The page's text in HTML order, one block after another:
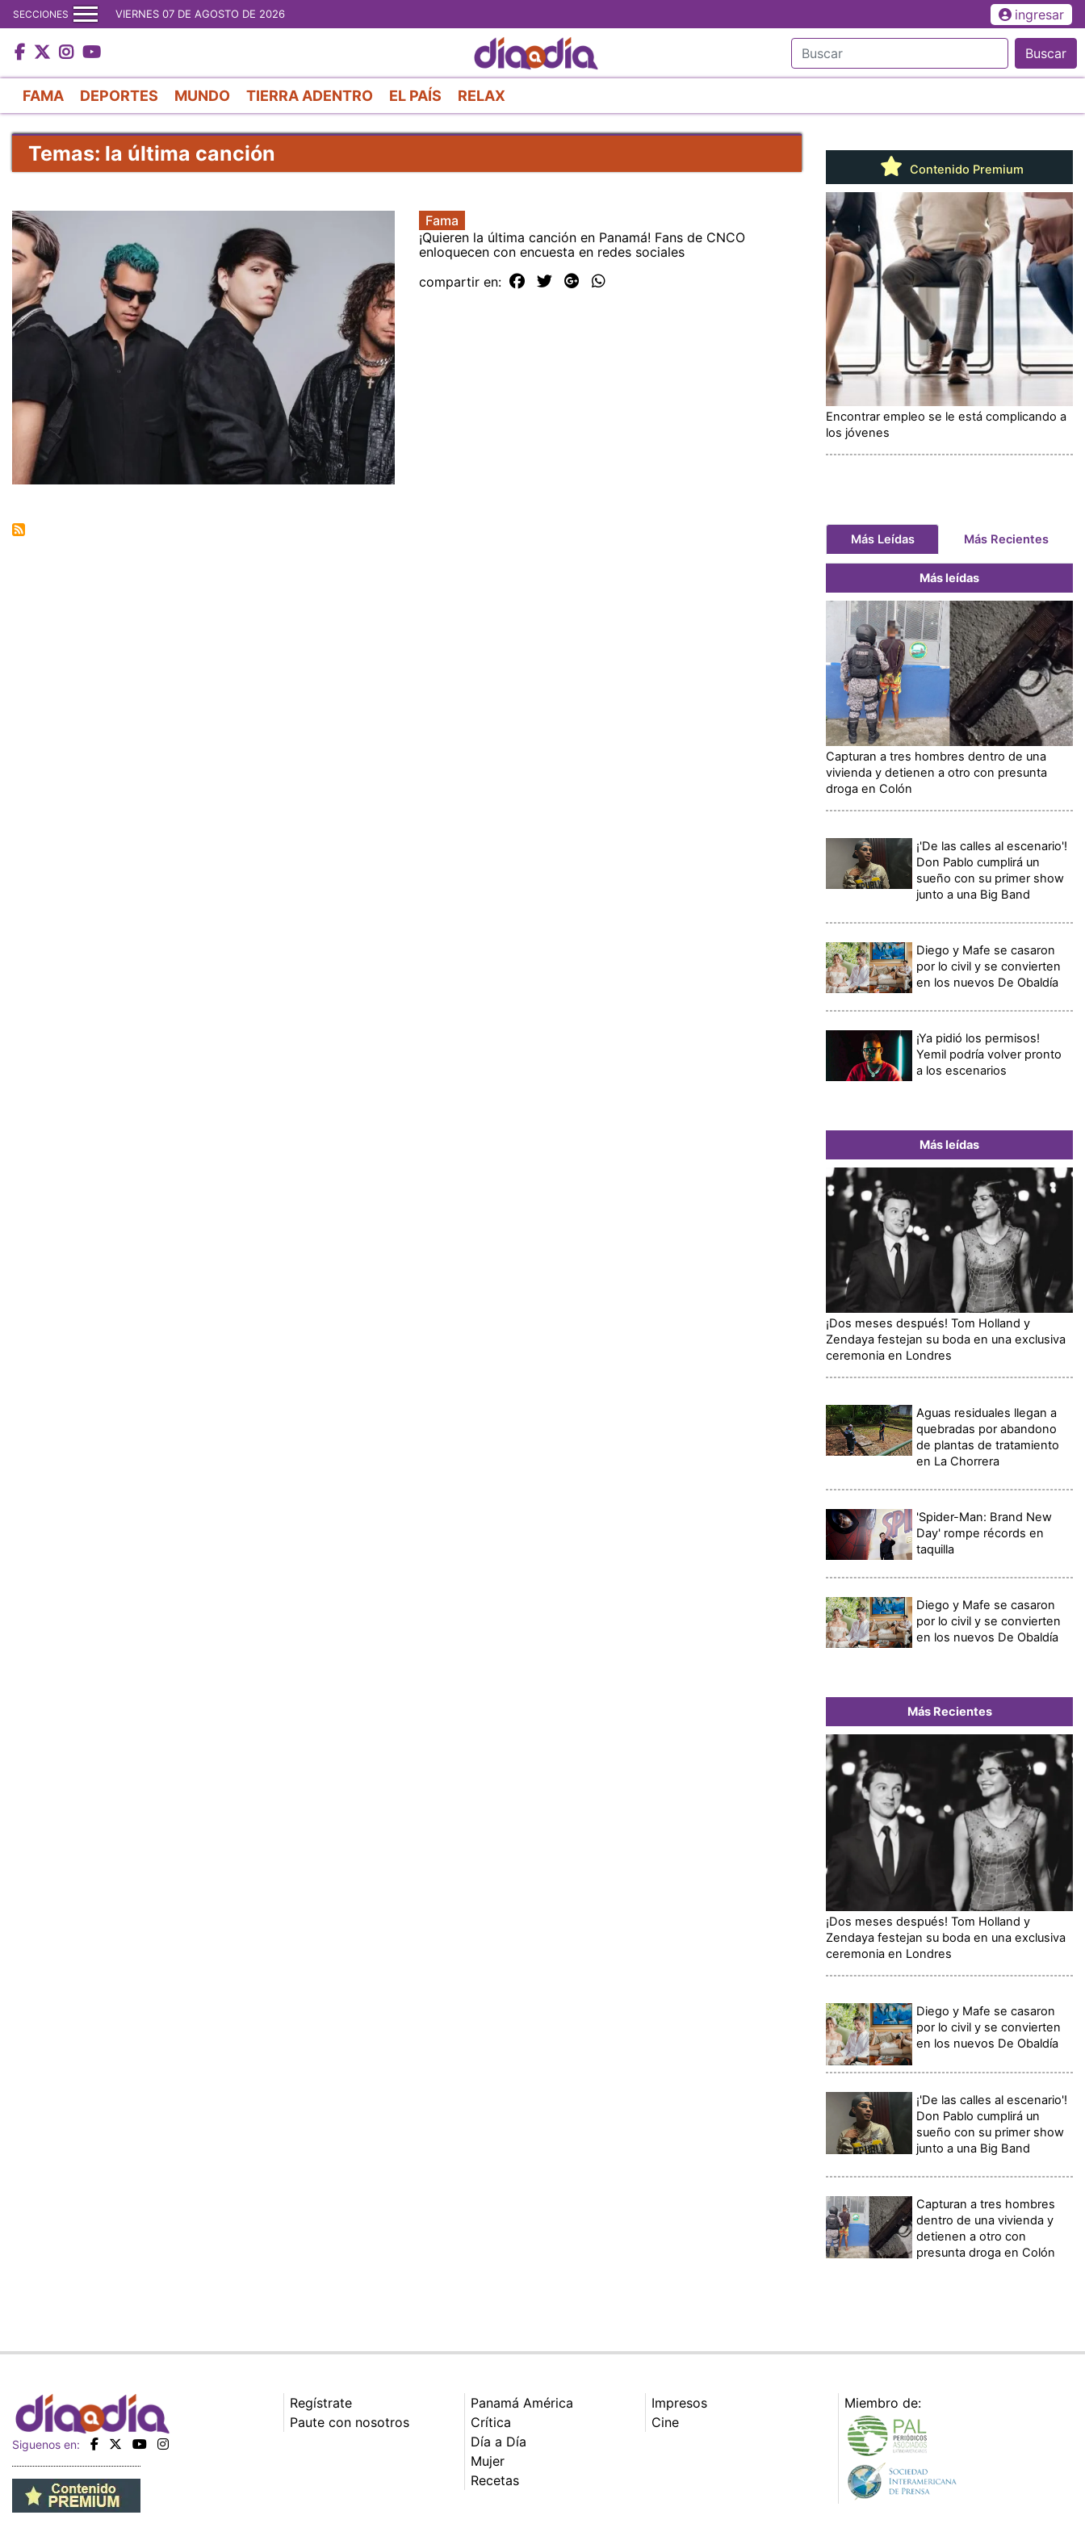
al
contenido
principal
SECCIONES VIERNES 07 DE AGOSTO DE 2026 ingresar
Buscar
FAMA DEPORTES MUNDO TIERRA ADENTRO EL PAÍS RELAX
Temas: la última canción
Fama
¡Quieren la última canción en Panamá! Fans de CNCO
enloquecen con encuesta en redes sociales
compartir en:
Contenido Premium
Encontrar empleo se le está complicando a
los jóvenes
Más Leídas Más Recientes
Más leídas
Capturan a tres hombres dentro de una
vivienda y detienen a otro con presunta
droga en Colón
¡'De las calles al escenario'!
Don Pablo cumplirá un
sueño con su primer show
junto a una Big Band
Diego y Mafe se casaron
por lo civil y se convierten
en los nuevos De Obaldía
¡Ya pidió los permisos!
Yemil podría volver pronto
a los escenarios
Más leídas
¡Dos meses después! Tom Holland y
Zendaya festejan su boda en una exclusiva
ceremonia en Londres
Aguas residuales llegan a
quebradas por abandono
de plantas de tratamiento
en La Chorrera
'Spider-Man: Brand New
Day' rompe récords en
taquilla
Diego y Mafe se casaron
por lo civil y se convierten
en los nuevos De Obaldía
Más Recientes
¡Dos meses después! Tom Holland y
Zendaya festejan su boda en una exclusiva
ceremonia en Londres
Diego y Mafe se casaron
por lo civil y se convierten
en los nuevos De Obaldía
¡'De las calles al escenario'!
Don Pablo cumplirá un
sueño con su primer show
junto a una Big Band
Capturan a tres hombres
dentro de una vivienda y
detienen a otro con
presunta droga en Colón
Siguenos en:
Regístrate
Paute con nosotros
Panamá América
Crítica
Día a Día
Mujer
Recetas
Impresos
Cine
Miembro de: